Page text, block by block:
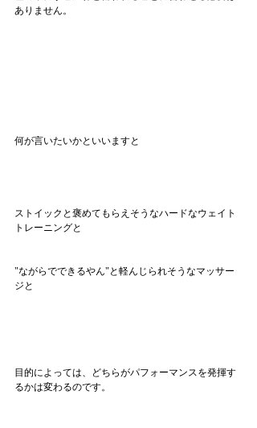
ありません。
何が言いたいかといいますと
ストイックと褒めてもらえそうなハードなウェイト
トレーニングと
"ながらでできるやん"と軽んじられそうなマッサー
ジと
目的によっては、どちらがパフォーマンスを発揮す
るかは変わるのです。